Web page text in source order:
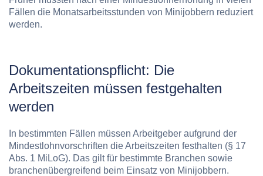
Fällen die Monatsarbeitsstunden von Minijobbern reduziert
werden.
Dokumentationspflicht: Die
Arbeitszeiten müssen festgehalten
werden
In bestimmten Fällen müssen Arbeitgeber aufgrund der
Mindestlohnvorschriften die Arbeitszeiten festhalten (§ 17
Abs. 1 MiLoG). Das gilt für bestimmte Branchen sowie
branchenübergreifend beim Einsatz von Minijobbern.